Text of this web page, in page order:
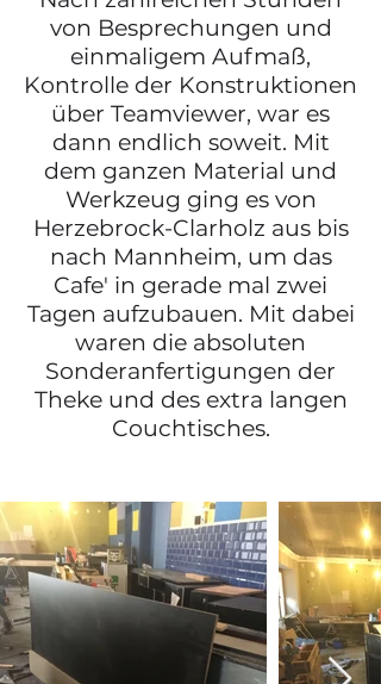
von Besprechungen und
einmaligem Aufmaß,
Kontrolle der Konstruktionen
über Teamviewer, war es
dann endlich soweit. Mit
dem ganzen Material und
Werkzeug ging es von
Herzebrock-Clarholz aus bis
nach Mannheim, um das
Cafe' in gerade mal zwei
Tagen aufzubauen. Mit dabei
waren die absoluten
Sonderanfertigungen der
Theke und des extra langen
Couchtisches.